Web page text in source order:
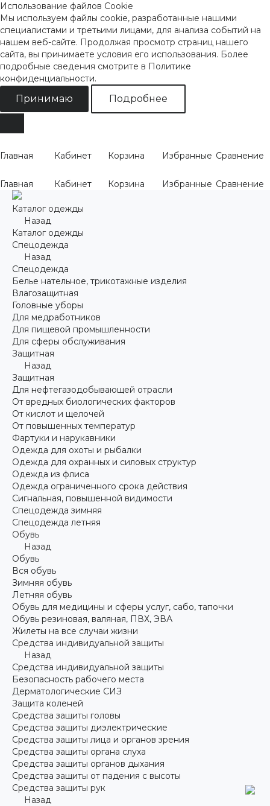
Использование файлов Cookie
Мы используем файлы cookie, разработанные нашими
специалистами и третьими лицами, для анализа событий на
нашем веб-сайте. Продолжая просмотр страниц нашего
сайта, вы принимаете условия его использования. Более
подробные сведения смотрите в Политике
конфиденциальности.
Принимаю Подробнее
Главная Кабинет Корзина Избранные Сравнение
Главная Кабинет Корзина Избранные Сравнение
Каталог одежды
Назад
Каталог одежды
Спецодежда
Назад
Спецодежда
Белье нательное, трикотажные изделия
Влагозащитная
Головные уборы
Для медработников
Для пищевой промышленности
Для сферы обслуживания
Защитная
Назад
Защитная
Для нефтегазодобывающей отрасли
От вредных биологических факторов
От кислот и щелочей
От повышенных температур
Фартуки и нарукавники
Одежда для охоты и рыбалки
Одежда для охранных и силовых структур
Одежда из флиса
Одежда ограниченного срока действия
Сигнальная, повышенной видимости
Спецодежда зимняя
Спецодежда летняя
Обувь
Назад
Обувь
Вся обувь
Зимняя обувь
Летняя обувь
Обувь для медицины и сферы услуг, сабо, тапочки
Обувь резиновая, валяная, ПВХ, ЭВА
Жилеты на все случаи жизни
Средства индивидуальной защиты
Назад
Средства индивидуальной защиты
Безопасность рабочего места
Дерматологические СИЗ
Защита коленей
Средства защиты головы
Средства защиты диэлектрические
Средства защиты лица и органов зрения
Средства защиты органа слуха
Средства защиты органов дыхания
Средства защиты от падения с высоты
Средства защиты рук
Назад